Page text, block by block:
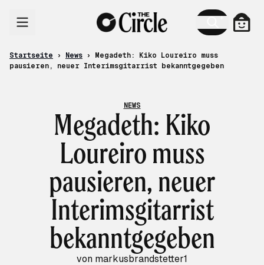
Startseite › News ›
Megadeth: Kiko Loureiro muss
pausieren, neuer Interimsgitarrist bekanntgegeben
NEWS
Megadeth: Kiko
Loureiro muss
pausieren, neuer
Interimsgitarrist
bekanntgegeben
von markusbrandstetter1